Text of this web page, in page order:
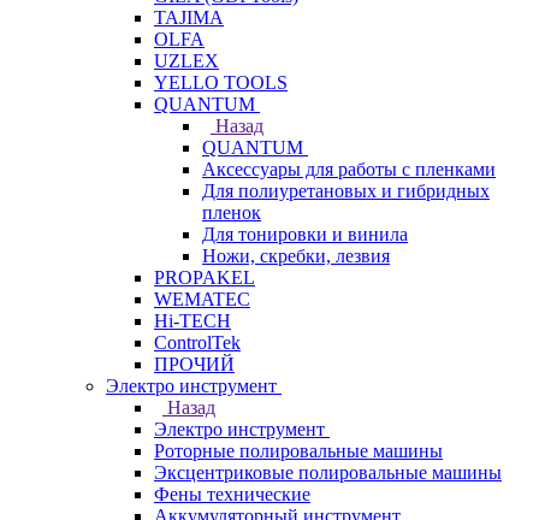
TAJIMA
OLFA
UZLEX
YELLO TOOLS
QUANTUM
Назад
QUANTUM
Аксессуары для работы с пленками
Для полиуретановых и гибридных
пленок
Для тонировки и винила
Ножи, скребки, лезвия
PROPAKEL
WEMATEC
Hi-TECH
ControlTek
ПРОЧИЙ
Электро инструмент
Назад
Электро инструмент
Роторные полировальные машины
Эксцентриковые полировальные машины
Фены технические
Аккумуляторный инструмент